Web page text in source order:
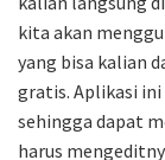
kita akan
yang bisa kalian
gratis. Aplikasi
sehingga dapat
harus